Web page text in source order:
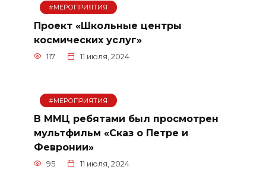
#МЕРОПРИЯТИЯ
Проект «Школьные центры
космических услуг»
117 11 июля, 2024
#МЕРОПРИЯТИЯ
В ММЦ ребятами был просмотрен
мультфильм «Сказ о Петре и
Февронии»
95 11 июля, 2024